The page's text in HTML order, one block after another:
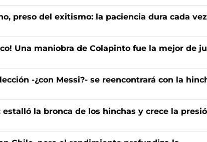
preso del exitismo: la paciencia dura cada vez
Una maniobra de Colapinto fue la mejor de
-¿con Messi?- se reencontrará con la
estalló la bronca de los hinchas y crece la